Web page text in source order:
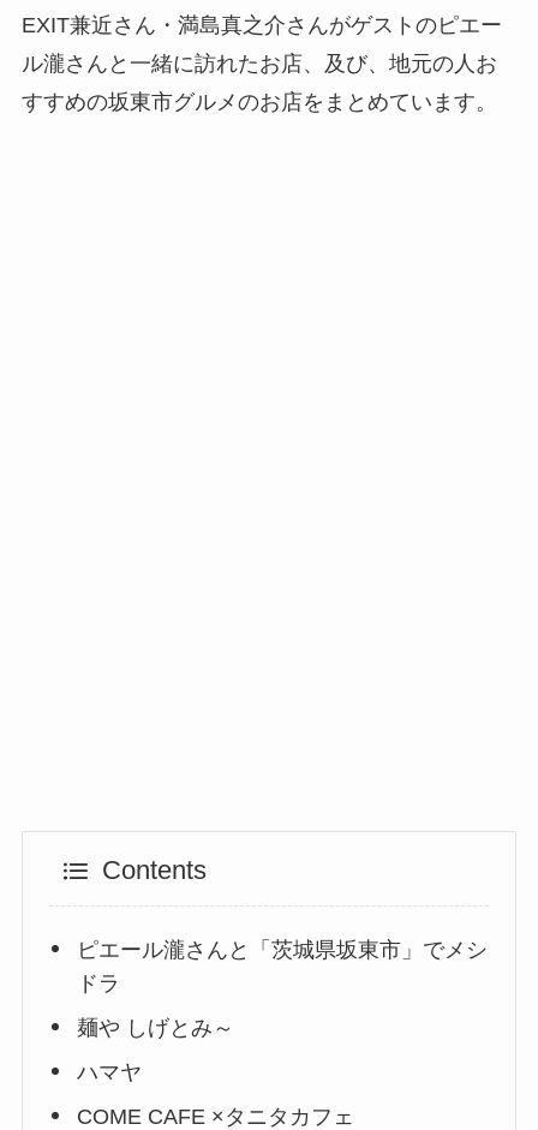
EXIT兼近さん・満島真之介さんがゲストのピエー
ル瀧さんと一緒に訪れたお店、及び、地元の人お
すすめの坂東市グルメのお店をまとめています。
Contents
ピエール瀧さんと「茨城県坂東市」でメシ
ドラ
麺や しげとみ～
ハマヤ
COME CAFE ×タニタカフェ